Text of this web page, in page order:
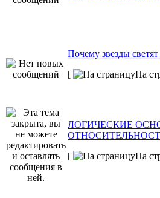
Почему звезды
[
На
ЛОГИЧЕСКИЕ
[
На